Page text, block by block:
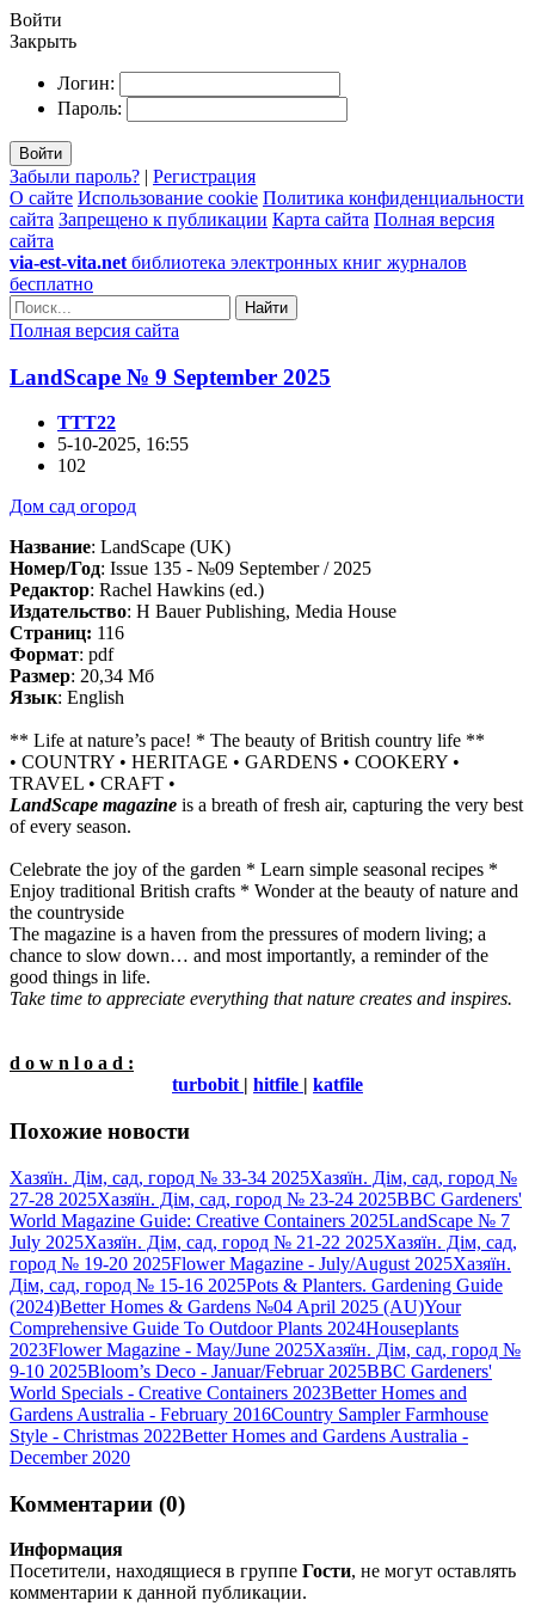
Войти
Закрыть
Логин:
Пароль:
Войти
Забыли пароль? | Регистрация
О сайте Использование cookie Политика конфиденциальности
сайта Запрещено к публикации Карта сайта Полная версия
сайта
via-est-vita.net библиотека электронных книг журналов
бесплатно
Найти
Полная версия сайта
LandScape № 9 September 2025
TTT22
5-10-2025, 16:55
102
Дом сад огород
Название: LandScape (UK)
Номер/Год: Issue 135 - №09 September / 2025
Редактор: Rachel Hawkins (ed.)
Издательство: H Bauer Publishing, Media House
Cтраниц: 116
Формат: pdf
Размер: 20,34 Мб
Язык: English
** Life at nature’s pace! * The beauty of British country life **
• COUNTRY • HERITAGE • GARDENS • COOKERY •
TRAVEL • CRAFT •
LandScape magazine is a breath of fresh air, capturing the very best
of every season.
Celebrate the joy of the garden * Learn simple seasonal recipes *
Enjoy traditional British crafts * Wonder at the beauty of nature and
the countryside
The magazine is a haven from the pressures of modern living; a
chance to slow down… and most importantly, a reminder of the
good things in life.
Take time to appreciate everything that nature creates and inspires.
d o w n l o a d :
turbobit | hitfile | katfile
Похожие новости
Хазяїн. Дім, сад, город № 33-34 2025Хазяїн. Дім, сад, город №
27-28 2025Хазяїн. Дім, сад, город № 23-24 2025BBC Gardeners'
World Magazine Guide: Creative Containers 2025LandScape № 7
July 2025Хазяїн. Дім, сад, город № 21-22 2025Хазяїн. Дім, сад,
город № 19-20 2025Flower Magazine - July/August 2025Хазяїн.
Дім, сад, город № 15-16 2025Pots & Planters. Gardening Guide
(2024)Better Homes & Gardens №04 April 2025 (AU)Your
Comprehensive Guide To Outdoor Plants 2024Houseplants
2023Flower Magazine - May/June 2025Хазяїн. Дім, сад, город №
9-10 2025Bloom’s Deco - Januar/Februar 2025BBC Gardeners'
World Specials - Creative Containers 2023Better Homes and
Gardens Australia - February 2016Country Sampler Farmhouse
Style - Christmas 2022Better Homes and Gardens Australia -
December 2020
Комментарии (0)
Информация
Посетители, находящиеся в группе Гости, не могут оставлять
комментарии к данной публикации.